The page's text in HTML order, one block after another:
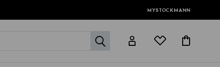
MYSTOCKMANN
label.header.go